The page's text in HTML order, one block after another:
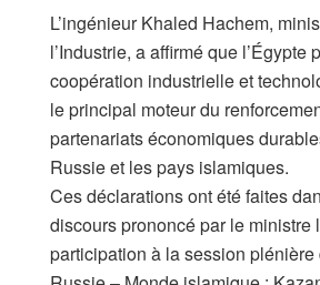
L’ingénieur Khaled Hachem,
l’Industrie, a affirmé que l’Égypte
coopération industrielle et
le principal moteur du
partenariats économiques
Russie et les pays islamiques.
​Ces déclarations ont été faites
discours prononcé par le ministre
participation à la session plénière